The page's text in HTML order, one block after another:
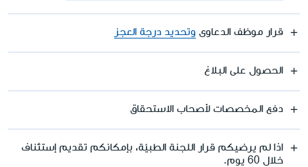
قرار موظف الدعاوى وتحديد درجة العجز
الحصول على البلاغ
دفع المخصصات لأصحاب الاستحقاق
اذا لم يرضيكم قرار اللجنة الطبيّة، بإمكانكم تقديم إستئناف
خلال 60 يوم.